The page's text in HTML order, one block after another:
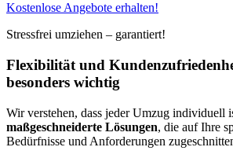
Kostenlose Angebote erhalten!
Stressfrei umziehen – garantiert!
Flexibilität und
besonders wichtig
Wir verstehen, dass jeder Umzug individuell
maßgeschneiderte Lösungen, die auf Ihre
Bedürfnisse und Anforderungen